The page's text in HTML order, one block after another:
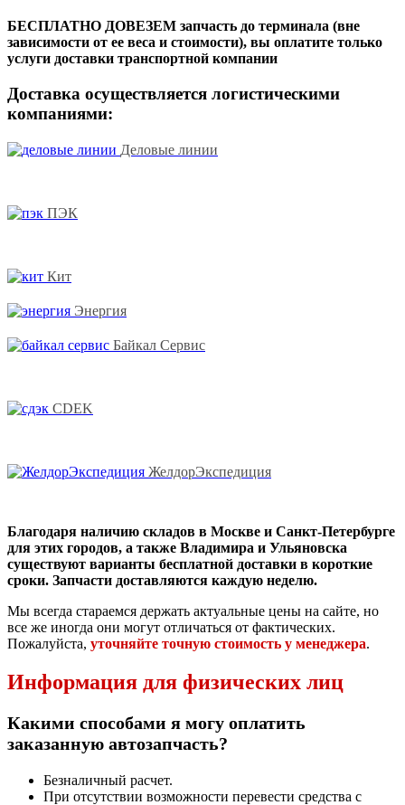
БЕСПЛАТНО ДОВЕЗЕМ запчасть до терминала (вне
зависимости от ее веса и стоимости), вы оплатите только
услуги доставки транспортной компании
Доставка осуществляется логистическими
компаниями:
Деловые линии
ПЭК
Кит
Энергия
Байкал Сервис
CDEK
ЖелдорЭкспедиция
Благодаря наличию складов в Москве и Санкт-Петербурге
для этих городов, а также Владимира и Ульяновска
существуют варианты бесплатной доставки в короткие
сроки. Запчасти доставляются каждую неделю.
Мы всегда стараемся держать актуальные цены на сайте, но
все же иногда они могут отличаться от фактических.
Пожалуйста, уточняйте точную стоимость у менеджера.
Информация для физических лиц
Какими способами я могу оплатить
заказанную автозапчасть?
Безналичный расчет.
При отсутствии возможности перевести средства с